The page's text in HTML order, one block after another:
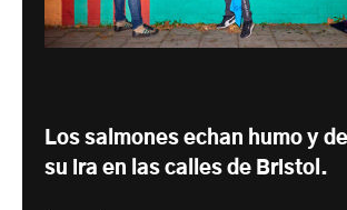
Los salmones echan humo y
su ira en las calles de Bristol.